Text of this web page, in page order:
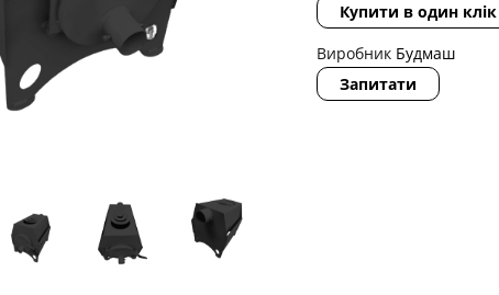
Купити в один клік
Виробник Будмаш
Запитати